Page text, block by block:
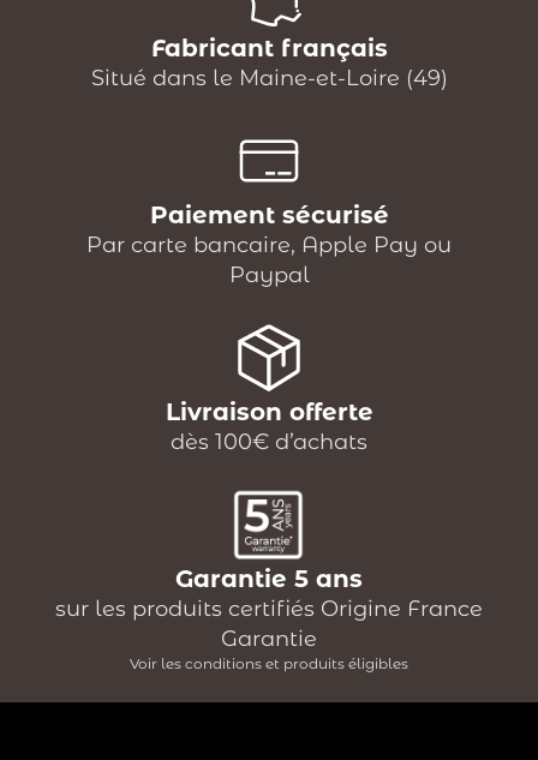
Fabricant français
Situé dans le Maine-et-Loire (49)
Paiement sécurisé
Par carte bancaire, Apple Pay ou
Paypal
Livraison offerte
dès 100€ d’achats
Garantie 5 ans
sur les produits certifiés Origine France
Garantie
Voir les conditions et produits éligibles